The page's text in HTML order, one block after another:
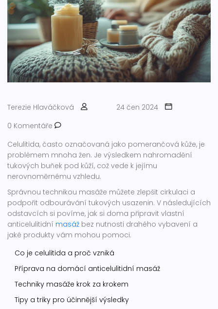
Terezie Hlaváčková
24 čen 2024
0 Komentáře
Celulitida, často označovaná jako pomerančová kůže, je
problémem mnoha žen. Je výsledkem nahromadění
tukových buňek pod kůží, což vede k jejímu
nerovnoměrnému vzhledu.
Správnou technikou masáže můžete zlepšit cirkulaci a
podpořit odbourávání tukových usazenin. V následujících
odstavcích si povíme, jak si doma připravit vlastní
anticelulitidní masáž bez nutnosti drahého vybavení a
jaké produkty vám mohou pomoci.
Co je celulitida a proč vzniká
Příprava na domácí anticelulitidní masáž
Techniky masáže krok za krokem
Tipy a triky pro účinnější výsledky